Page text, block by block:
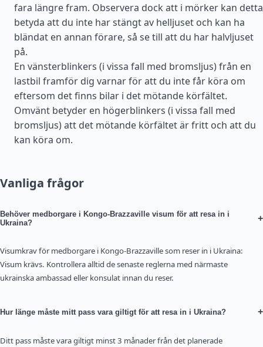
fara längre fram. Observera dock att i mörker kan detta
betyda att du inte har stängt av helljuset och kan ha
bländat en annan förare, så se till att du har halvljuset
på.
En vänsterblinkers (i vissa fall med bromsljus) från en
lastbil framför dig varnar för att du inte får köra om
eftersom det finns bilar i det mötande körfältet.
Omvänt betyder en högerblinkers (i vissa fall med
bromsljus) att det mötande körfältet är fritt och att du
kan köra om.
Vanliga frågor
Behöver medborgare i Kongo-Brazzaville visum för att resa in i
Ukraina?
+
Visumkrav för medborgare i Kongo-Brazzaville som reser in i Ukraina:
Visum krävs. Kontrollera alltid de senaste reglerna med närmaste
ukrainska ambassad eller konsulat innan du reser.
Hur länge måste mitt pass vara giltigt för att resa in i Ukraina? +
Ditt pass måste vara giltigt minst 3 månader från det planerade